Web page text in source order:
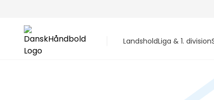
LandsholdLiga & 1. division